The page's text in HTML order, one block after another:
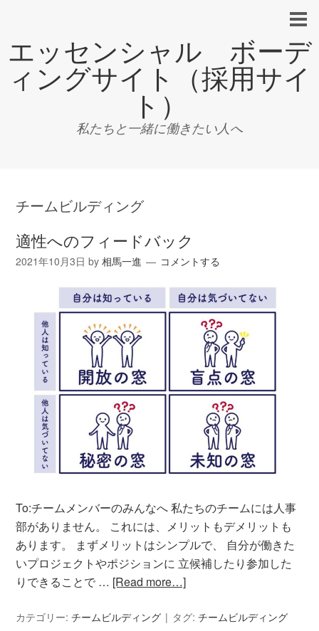
エッセンシャル ボーデ
ィングサイト（採用サイ
ト）
私たちと一緒に働きたい人へ
チームビルディング
適性へのフィードバック
2021年10月3日 by相馬一進 コメントする
To:チームメンバーのみんなへ 私たちのチームには人事
部がありません。 これには、メリットもデメリットも
あります。 まずメリットはシンプルで、 自分が働きた
いプロジェクトやポジションに 立候補したり参加した
りできることで … [Read more…]
カテゴリー:チームビルディング タグ:チームビルディング